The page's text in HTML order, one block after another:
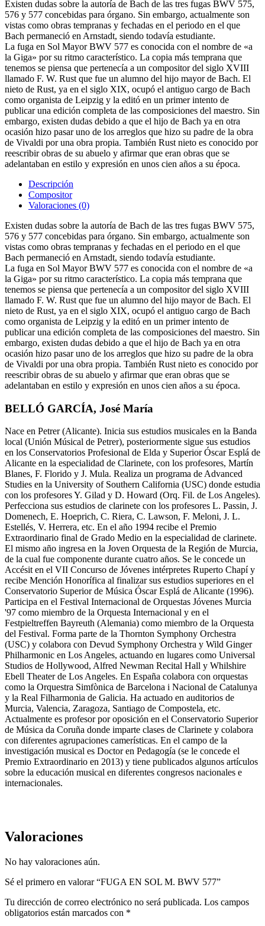
Existen dudas sobre la autoría de Bach de las tres fugas BWV 575,
576 y 577 concebidas para órgano. Sin embargo, actualmente son
vistas como obras tempranas y fechadas en el periodo en el que
Bach permaneció en Arnstadt, siendo todavía estudiante.
La fuga en Sol Mayor BWV 577 es conocida con el nombre de «a
la Giga» por su ritmo característico. La copia más temprana que
tenemos se piensa que pertenecía a un compositor del siglo XVIII
llamado F. W. Rust que fue un alumno del hijo mayor de Bach. El
nieto de Rust, ya en el siglo XIX, ocupó el antiguo cargo de Bach
como organista de Leipzig y la editó en un primer intento de
publicar una edición completa de las composiciones del maestro. Sin
embargo, existen dudas debido a que el hijo de Bach ya en otra
ocasión hizo pasar uno de los arreglos que hizo su padre de la obra
de Vivaldi por una obra propia. También Rust nieto es conocido por
reescribir obras de su abuelo y afirmar que eran obras que se
adelantaban en estilo y expresión en unos cien años a su época.
Descripción
Compositor
Valoraciones (0)
Existen dudas sobre la autoría de Bach de las tres fugas BWV 575,
576 y 577 concebidas para órgano. Sin embargo, actualmente son
vistas como obras tempranas y fechadas en el periodo en el que
Bach permaneció en Arnstadt, siendo todavía estudiante.
La fuga en Sol Mayor BWV 577 es conocida con el nombre de «a
la Giga» por su ritmo característico. La copia más temprana que
tenemos se piensa que pertenecía a un compositor del siglo XVIII
llamado F. W. Rust que fue un alumno del hijo mayor de Bach. El
nieto de Rust, ya en el siglo XIX, ocupó el antiguo cargo de Bach
como organista de Leipzig y la editó en un primer intento de
publicar una edición completa de las composiciones del maestro. Sin
embargo, existen dudas debido a que el hijo de Bach ya en otra
ocasión hizo pasar uno de los arreglos que hizo su padre de la obra
de Vivaldi por una obra propia. También Rust nieto es conocido por
reescribir obras de su abuelo y afirmar que eran obras que se
adelantaban en estilo y expresión en unos cien años a su época.
BELLÓ GARCÍA, José María
Nace en Petrer (Alicante). Inicia sus estudios musicales en la Banda
local (Unión Músical de Petrer), posteriormente sigue sus estudios
en los Conservatorios Profesional de Elda y Superior Óscar Esplá de
Alicante en la especialidad de Clarinete, con los profesores, Martín
Blanes, F. Florido y J. Mula. Realiza un programa de Advanced
Studies en la University of Southern California (USC) donde estudia
con los profesores Y. Gilad y D. Howard (Orq. Fil. de Los Angeles).
Perfecciona sus estudios de clarinete con los profesores L. Passin, J.
Domenech, E. Hoeprich, C. Riera, C. Lawson, F. Meloni, J. L.
Estellés, V. Herrera, etc. En el año 1994 recibe el Premio
Extraordinario final de Grado Medio en la especialidad de clarinete.
El mismo año ingresa en la Joven Orquesta de la Región de Murcia,
de la cual fue componente durante cuatro años. Se le concede un
Accésit en el VII Concurso de Jóvenes intérpretes Ruperto Chapí y
recibe Mención Honorífica al finalizar sus estudios superiores en el
Conservatorio Superior de Música Óscar Esplá de Alicante (1996).
Participa en el Festival Internacional de Orquestas Jóvenes Murcia
'97 como miembro de la Orquesta Internacional y en el
Festpieltreffen Bayreuth (Alemania) como miembro de la Orquesta
del Festival. Forma parte de la Thornton Symphony Orchestra
(USC) y colabora con Devud Symphony Orchestra y Wild Ginger
Philharmonic en Los Angeles, actuando en lugares como Universal
Studios de Hollywood, Alfred Newman Recital Hall y Whilshire
Ebell Theater de Los Angeles. En España colabora con orquestas
como la Orquestra Simfònica de Barcelona i Nacional de Catalunya
y la Real Filharmonia de Galicia. Ha actuado en auditorios de
Murcia, Valencia, Zaragoza, Santiago de Compostela, etc.
Actualmente es profesor por oposición en el Conservatorio Superior
de Música da Coruña donde imparte clases de Clarinete y colabora
con diferentes agrupaciones camerísticas. En el campo de la
investigación musical es Doctor en Pedagogía (se le concede el
Premio Extraordinario en 2013) y tiene publicados algunos artículos
sobre la educación musical en diferentes congresos nacionales e
internacionales.
Valoraciones
No hay valoraciones aún.
Sé el primero en valorar “FUGA EN SOL M. BWV 577”
Tu dirección de correo electrónico no será publicada. Los campos
obligatorios están marcados con *